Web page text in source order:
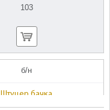
103
б/н
Штуцер бачка